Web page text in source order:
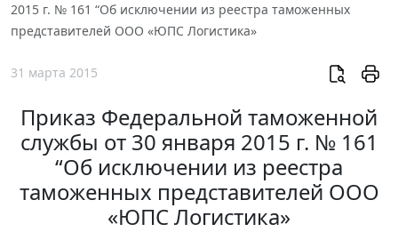
2015 г. № 161 “Об исключении из реестра таможенных
представителей ООО «ЮПС Логистика»
31 марта 2015
Приказ Федеральной таможенной
службы от 30 января 2015 г. № 161
“Об исключении из реестра
таможенных представителей ООО
«ЮПС Логистика»